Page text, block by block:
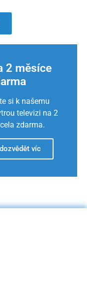
2 měsíce
si k našemu
televizi na 2
zdarma.
víc